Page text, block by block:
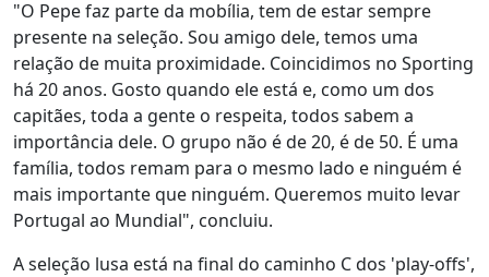
"O Pepe faz parte da mobília, tem de estar sempre
presente na seleção. Sou amigo dele, temos uma
relação de muita proximidade. Coincidimos no Sporting
há 20 anos. Gosto quando ele está e, como um dos
capitães, toda a gente o respeita, todos sabem a
importância dele. O grupo não é de 20, é de 50. É uma
família, todos remam para o mesmo lado e ninguém é
mais importante que ninguém. Queremos muito levar
Portugal ao Mundial", concluiu.
A seleção lusa está na final do caminho C dos 'play-offs',